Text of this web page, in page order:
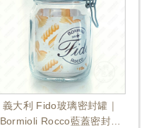
義大利 Fido玻璃密封罐｜
Bormioli Rocco藍蓋密封罐